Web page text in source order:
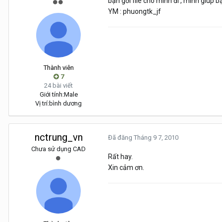
Thành viên
7
24 bài viết
Giới tính:Male
Vị trí:bình dương
YM : phuongtk_jf
nctrung_vn
Chưa sử dụng CAD
Đã đăng Tháng 9 7, 2010
Rất hay.
Xin cảm ơn.